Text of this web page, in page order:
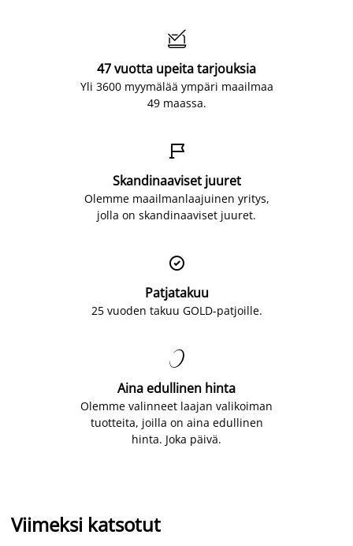

47 vuotta upeita tarjouksia
Yli 3600 myymälää ympäri maailmaa
49 maassa.

Skandinaaviset juuret
Olemme maailmanlaajuinen yritys,
jolla on skandinaaviset juuret.

Patjatakuu
25 vuoden takuu GOLD-patjoille.

Aina edullinen hinta
Olemme valinneet laajan valikoiman
tuotteita, joilla on aina edullinen
hinta. Joka päivä.
Viimeksi katsotut